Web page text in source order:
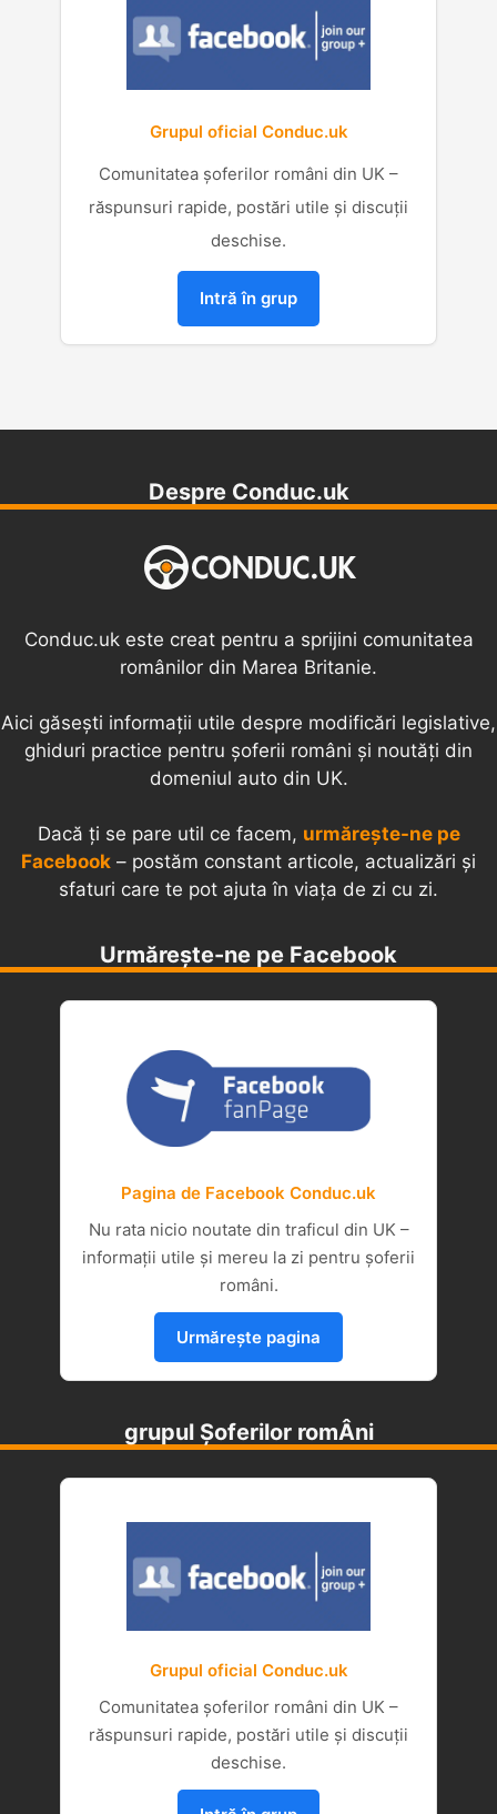
Grupul oficial Conduc.uk
Comunitatea șoferilor români din UK –
răspunsuri rapide, postări utile și discuții
deschise.
Intră în grup
Despre Conduc.uk
Conduc.uk este creat pentru a sprijini comunitatea
românilor din Marea Britanie.
Aici găsești informații utile despre modificări legislative,
ghiduri practice pentru șoferii români și noutăți din
domeniul auto din UK.
Dacă ți se pare util ce facem, urmărește-ne pe
Facebook – postăm constant articole, actualizări și
sfaturi care te pot ajuta în viața de zi cu zi.
Urmărește-ne pe Facebook
Pagina de Facebook Conduc.uk
Nu rata nicio noutate din traficul din UK –
informații utile și mereu la zi pentru șoferii
români.
Urmărește pagina
grupul Șoferilor romÂni
Grupul oficial Conduc.uk
Comunitatea șoferilor români din UK –
răspunsuri rapide, postări utile și discuții
deschise.